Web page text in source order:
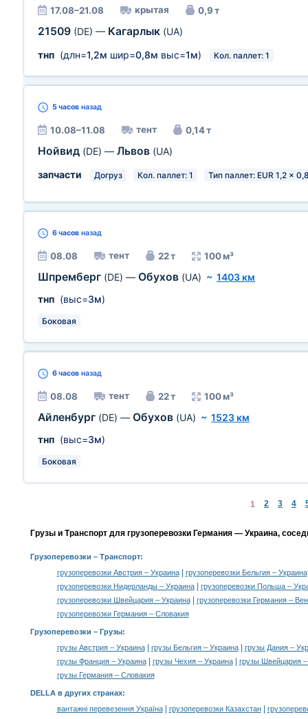
17.08–21.08 крытая 0,9 т
21509 (DE) — Кагарлык (UA)
тнп (длн=1,2м шир=0,8м выс=1м) Кол. паллет: 1
5 часов назад
10.08–11.08 тент 0,14 т
Нойвид (DE) — Львов (UA)
запчасти
Догруз Кол. паллет: 1 Тип паллет: EUR 1,2 x
6 часов назад
08.08 тент 22 т 100 м³
Шпремберг (DE) — Обухов (UA) ~ 1403 км
тнп (выс=3м)
Боковая
6 часов назад
08.08 тент 22 т 100 м³
Айленбург (DE) — Обухов (UA) ~ 1523 км
тнп (выс=3м)
Боковая
1 2 3 4
Грузы и Транспорт для грузоперевозки Германия — Украина,
Грузоперевозки – Транспорт:
грузоперевозки Австрия – Украина| грузоперевозки Бельгия – Украина
грузоперевозки Нидерланды – Украина|
грузоперевозки Польша –
грузоперевозки Швейцария – Украина|
грузоперевозки Германия –
грузоперевозки Германия – Словакия
Грузоперевозки – Грузы:
грузы Австрия – Украина| грузы Бельгия – Украина|
грузы Дания –
грузы Франция – Украина| грузы Чехия – Украина|
грузы Швейцария
грузы Германия – Словакия
DELLA в других странах:
вантажні перевезення Україна| грузоперевозки Казахстан|